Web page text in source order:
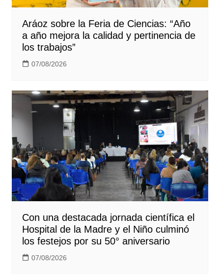
Aráoz sobre la Feria de Ciencias: “Año
a año mejora la calidad y pertinencia de
los trabajos”
07/08/2026
Con una destacada jornada científica el
Hospital de la Madre y el Niño culminó
los festejos por su 50° aniversario
07/08/2026